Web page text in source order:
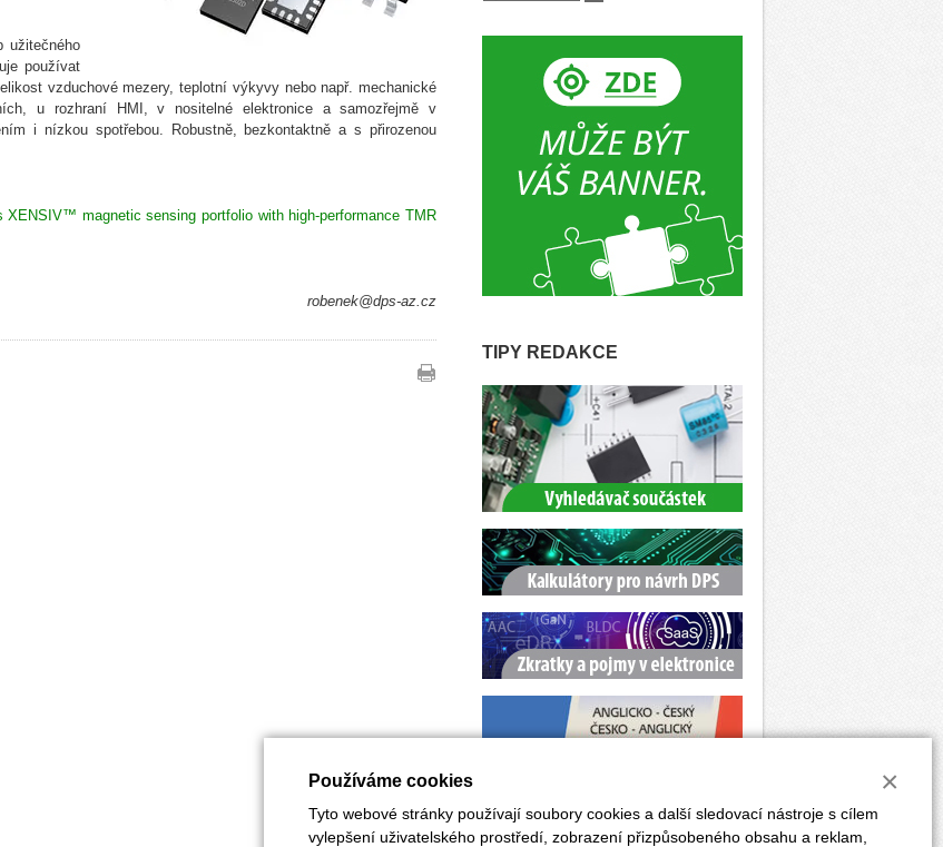
užitečného
používat
vzduchové mezery, teplotní výkyvy nebo např. mechanické
u rozhraní HMI, v nositelné elektronice a samozřejmě v
i nízkou spotřebou. Robustně, bezkontaktně a s přirozenou
XENSIV™ magnetic sensing portfolio with high-performance TMR
robenek@dps-az.cz
TIPY REDAKCE
Používáme cookies
Tyto webové stránky používají soubory cookies a další sledovací nástroje s cílem
vylepšení uživatelského prostředí, zobrazení přizpůsobeného obsahu a reklam,
×